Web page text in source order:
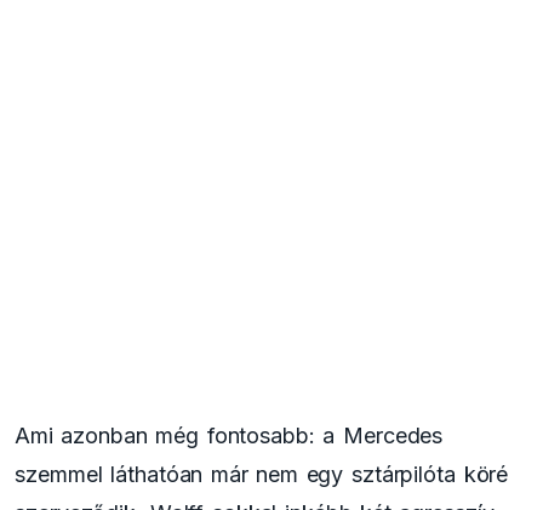
Ami azonban még fontosabb: a Mercedes
szemmel láthatóan már nem egy sztárpilóta köré